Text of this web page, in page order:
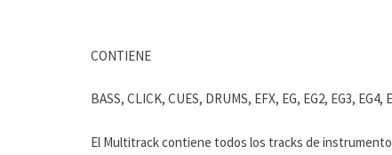
CONTIENE
BASS, CLICK, CUES, DRUMS, EFX, EG, EG2, EG3, EG4,
El Multitrack contiene todos los tracks de